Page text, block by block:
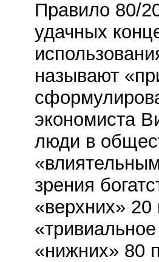
Правило 80/
удачных
называют
экономиста
люди в
зрения
«верхних»
«нижних» 80